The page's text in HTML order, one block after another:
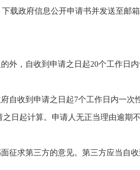
政府信息公开申请书并发送至邮箱
外，自收到申请之日起20个工作日
自收到申请之日起7个工作日内一
日起计算。申请人无正当理由逾期
征求第三方的意见。第三方应当自